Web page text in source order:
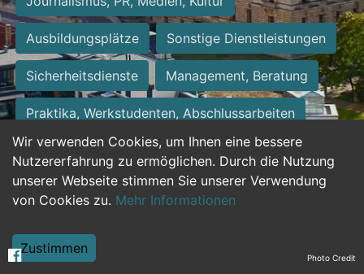
Wir verwenden Cookies, um Ihnen eine bessere
Nutzererfahrung zu ermöglichen. Durch die Nutzung
unserer Webseite stimmen Sie unserer Verwendung
von Cookies zu. Mehr Informationen
Zustimmen
Ausbildungsplätze Sonstige Dienstleistungen
Sicherheitsdienste Management, Beratung
Praktika, Werkstudenten, Abschlussarbeiten
Personalwesen Assistenz, Sekretariat
Hilfskräfte, Aushilfs- und Nebenjobs
Weiterbildung, Studium, duale Ausbildung Photo Credit